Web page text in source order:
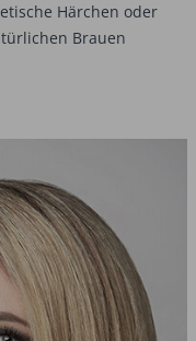
Härchen oder
Brauen